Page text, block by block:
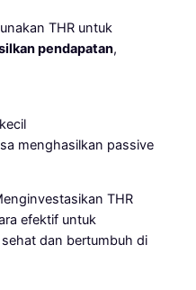
THR untuk
pendapatan,
menghasilkan passive
THR
efektif untuk
dan bertumbuh di